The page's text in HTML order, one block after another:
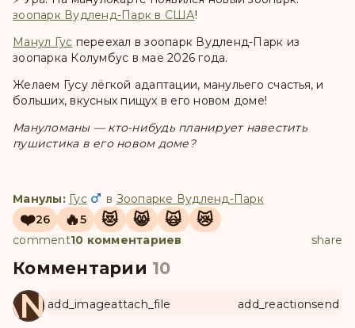
зоопарк Вудленд-Парк в США!
Манул Гус переехал в зоопарк Вудленд-Парк из
зоопарка Колумбус в мае 2026 года.
Желаем Гусу лёгкой адаптации, манульего счастья, и
больших, вкусных пищух в его новом доме!
Мануломаны — кто-нибудь планирует навестить
пушистика в его новом доме?
Манулы: Гус в Зоопарке Вудленд-Парк
❤️26 🔥5 😻 😸 🙀 😿
comment10 комментариев share
Комментарии 10
add_imageattach_file add_reactionsend